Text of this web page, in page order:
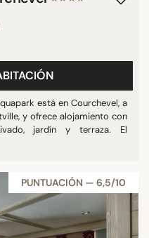
está en Courchevel, a
y ofrece alojamiento con
jardín y terraza. El
PUNTUACIÓN — 6,5/10